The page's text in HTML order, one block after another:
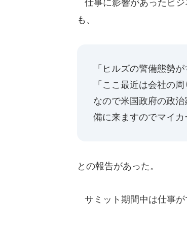
仕事に影響があったビ
も、
「ヒルズの警備態勢
「ここ最近は会社の
なので米国政府の政
備に来ますのでマイカ
との報告があった。
サミット期間中は仕事が